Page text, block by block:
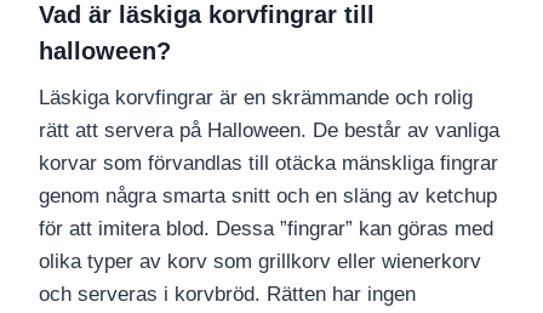
Vad är läskiga korvfingrar till
halloween?
Läskiga korvfingrar är en skrämmande och rolig
rätt att servera på Halloween. De består av vanliga
korvar som förvandlas till otäcka mänskliga fingrar
genom några smarta snitt och en släng av ketchup
för att imitera blod. Dessa ”fingrar” kan göras med
olika typer av korv som grillkorv eller wienerkorv
och serveras i korvbröd. Rätten har ingen